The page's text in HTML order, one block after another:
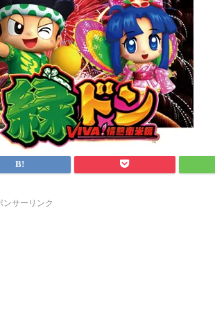
ンサーリンク